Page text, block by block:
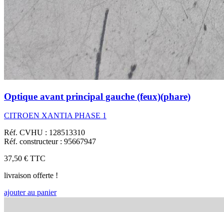
Optique avant principal gauche (feux)(phare)
CITROEN XANTIA PHASE 1
Réf. CVHU : 128513310
Réf. constructeur : 95667947
37,50 € TTC
livraison offerte !
ajouter au panier